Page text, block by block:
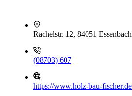
Rachelstr. 12, 84051 Essenbach
(08703) 607
https://www.holz-bau-fischer.de